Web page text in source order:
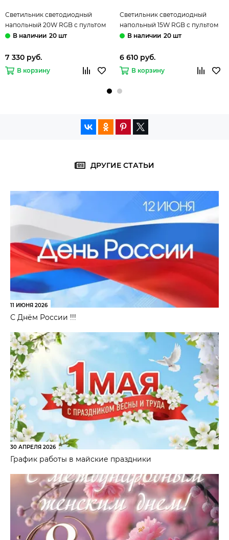
Светильник светодиодный
напольный 20W RGB с пультом
FL8025 WH белый LED D32*1650
LineTech Ambrella
20 шт
7 330 руб.
В корзину
Светильник светодиодный
напольный 15W RGB с пультом
FL8020 WH белый LED D32*1250
LineTech Ambrella
20 шт
6 610 руб.
В корзину
ДРУГИЕ СТАТЬИ
11 ИЮНЯ 2026
С Днём России !!!
30 АПРЕЛЯ 2026
График работы в майские праздники